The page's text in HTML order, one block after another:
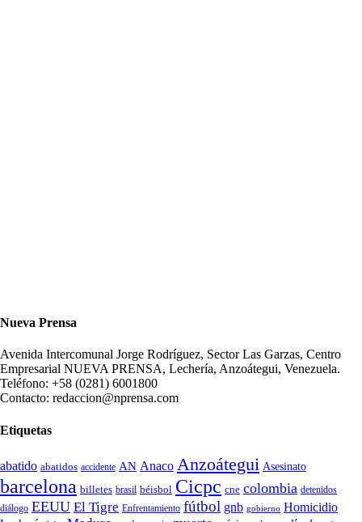
Nueva Prensa
Avenida Intercomunal Jorge Rodríguez, Sector Las Garzas, Centro
Empresarial NUEVA PRENSA, Lechería, Anzoátegui, Venezuela.
Teléfono: +58 (0281) 6001800
Contacto: redaccion@nprensa.com
Etiquetas
abatido abatidos accidente AN Anaco Anzoátegui Asesinato
barcelona billetes brasil béisbol Cicpc cne colombia detenidos
diálogo EEUU El Tigre Enfrentamiento fútbol gnb gobierno Homicidio